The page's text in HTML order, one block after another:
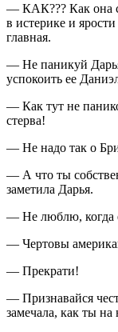
— КАК??? Как она
в истерике и
главная.
— Не паникуй
успокоить ее
— Как тут не
стерва!
— Не надо так о
— А что ты
заметила Дарья.
— Не люблю, когда
— Чертовы америк
— Прекрати!
— Признавайся
замечала, как ты